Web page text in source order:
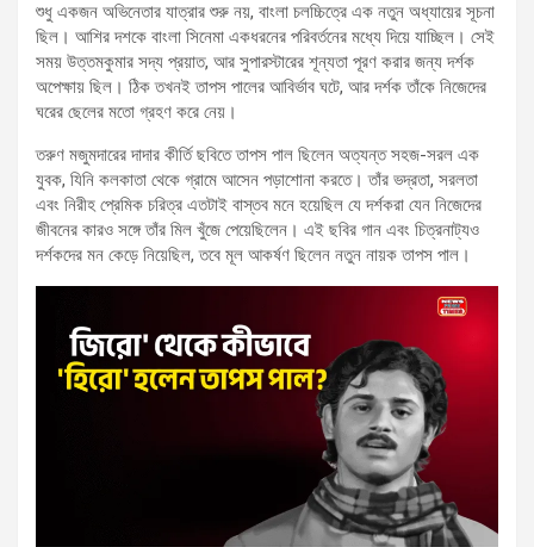
শুধু একজন অভিনেতার যাত্রার শুরু নয়, বাংলা চলচ্চিত্রে এক নতুন অধ্যায়ের সূচনা
ছিল। আশির দশকে বাংলা সিনেমা একধরনের পরিবর্তনের মধ্যে দিয়ে যাচ্ছিল। সেই
সময় উত্তমকুমার সদ্য প্রয়াত, আর সুপারস্টারের শূন্যতা পূরণ করার জন্য দর্শক
অপেক্ষায় ছিল। ঠিক তখনই তাপস পালের আবির্ভাব ঘটে, আর দর্শক তাঁকে নিজেদের
ঘরের ছেলের মতো গ্রহণ করে নেয়।
তরুণ মজুমদারের দাদার কীর্তি ছবিতে তাপস পাল ছিলেন অত্যন্ত সহজ-সরল এক
যুবক, যিনি কলকাতা থেকে গ্রামে আসেন পড়াশোনা করতে। তাঁর ভদ্রতা, সরলতা
এবং নিরীহ প্রেমিক চরিত্র এতটাই বাস্তব মনে হয়েছিল যে দর্শকরা যেন নিজেদের
জীবনের কারও সঙ্গে তাঁর মিল খুঁজে পেয়েছিলেন। এই ছবির গান এবং চিত্রনাট্যও
দর্শকদের মন কেড়ে নিয়েছিল, তবে মূল আকর্ষণ ছিলেন নতুন নায়ক তাপস পাল।